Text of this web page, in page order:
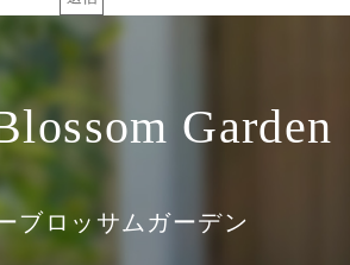
Garden
ブロッサムガーデン